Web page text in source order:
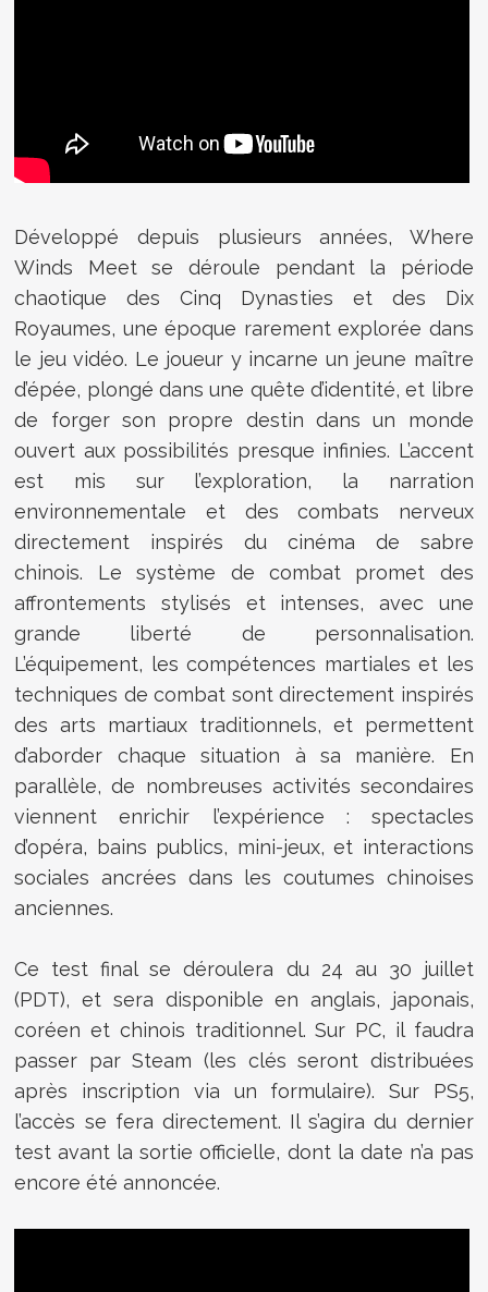
Développé depuis plusieurs années, Where
Winds Meet se déroule pendant la période
chaotique des Cinq Dynasties et des Dix
Royaumes, une époque rarement explorée dans
le jeu vidéo. Le joueur y incarne un jeune maître
d’épée, plongé dans une quête d’identité, et libre
de forger son propre destin dans un monde
ouvert aux possibilités presque infinies. L’accent
est mis sur l’exploration, la narration
environnementale et des combats nerveux
directement inspirés du cinéma de sabre
chinois. Le système de combat promet des
affrontements stylisés et intenses, avec une
grande liberté de personnalisation.
L’équipement, les compétences martiales et les
techniques de combat sont directement inspirés
des arts martiaux traditionnels, et permettent
d’aborder chaque situation à sa manière. En
parallèle, de nombreuses activités secondaires
viennent enrichir l’expérience : spectacles
d’opéra, bains publics, mini-jeux, et interactions
sociales ancrées dans les coutumes chinoises
anciennes.
Ce test final se déroulera du 24 au 30 juillet
(PDT), et sera disponible en anglais, japonais,
coréen et chinois traditionnel. Sur PC, il faudra
passer par Steam (les clés seront distribuées
après inscription via un formulaire). Sur PS5,
l’accès se fera directement. Il s’agira du dernier
test avant la sortie officielle, dont la date n’a pas
encore été annoncée.